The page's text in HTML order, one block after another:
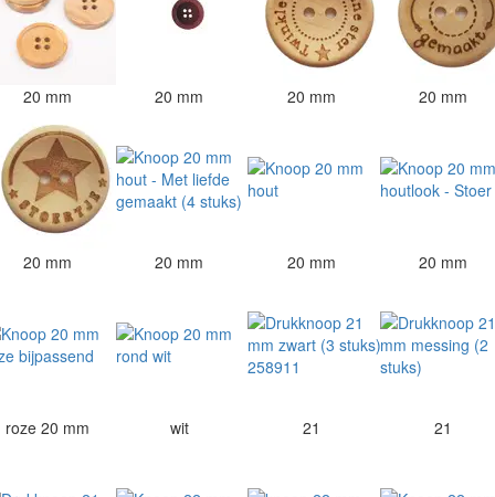
20 mm 20 mm 20 mm 20 mm
20 mm 20 mm 20 mm 20 mm
roze 20 mm wit 21 21